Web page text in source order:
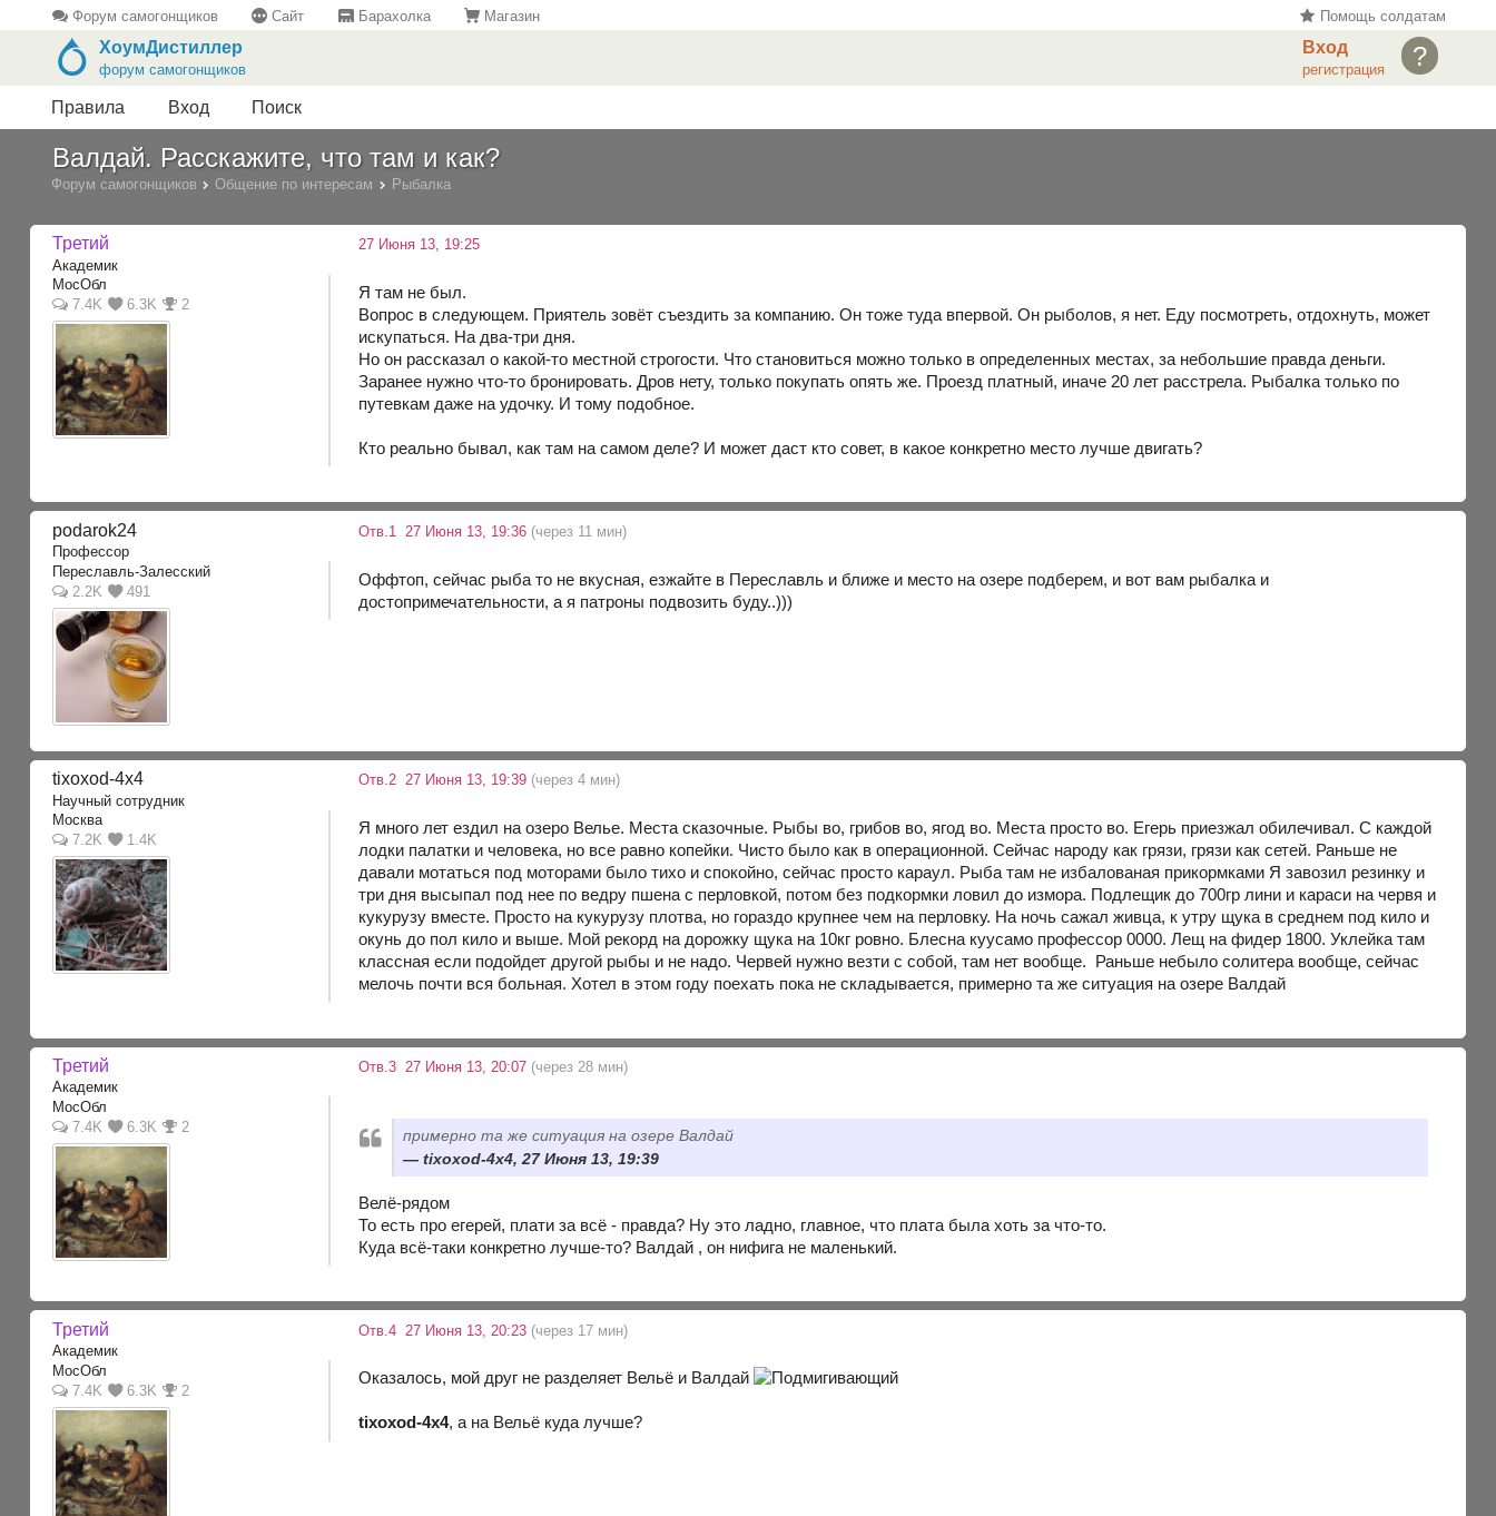
Форум самогонщиков Сайт Барахолка Магазин Помощь солдатам
?
Вход
регистрация
ХоумДистиллер
форум самогонщиков
Правила Вход Поиск
Валдай. Расскажите, что там и как?
Форум самогонщиков Общение по интересам Рыбалка
Третий
Академик
МосОбл
7.4K
6.3K 2
27 Июня 13, 19:25
Я там не был.
Вопрос в следующем. Приятель зовёт съездить за компанию. Он тоже туда впервой. Он рыболов, я нет. Еду посмотреть, отдохнуть, может
искупаться. На два-три дня.
Но он рассказал о какой-то местной строгости. Что становиться можно только в определенных местах, за небольшие правда деньги.
Заранее нужно что-то бронировать. Дров нету, только покупать опять же. Проезд платный, иначе 20 лет расстрела. Рыбалка только по
путевкам даже на удочку. И тому подобное.
Кто реально бывал, как там на самом деле? И может даст кто совет, в какое конкретно место лучше двигать?
podarok24
Профессор
Переславль-Залесский
2.2K
491
Отв.1 27 Июня 13, 19:36 (через 11 мин)
Оффтоп, сейчас рыба то не вкусная, езжайте в Переславль и ближе и место на озере подберем, и вот вам рыбалка и
достопримечательности, а я патроны подвозить буду..)))
tixoxod-4x4
Научный сотрудник
Москва
7.2K
1.4K
Отв.2 27 Июня 13, 19:39 (через 4 мин)
Я много лет ездил на озеро Велье. Места сказочные. Рыбы во, грибов во, ягод во. Места просто во. Егерь приезжал обилечивал. С каждой
лодки палатки и человека, но все равно копейки. Чисто было как в операционной. Сейчас народу как грязи, грязи как сетей. Раньше не
давали мотаться под моторами было тихо и спокойно, сейчас просто караул. Рыба там не избалованая прикормками Я завозил резинку и
три дня высыпал под нее по ведру пшена с перловкой, потом без подкормки ловил до измора. Подлещик до 700гр лини и караси на червя и
кукурузу вместе. Просто на кукурузу плотва, но гораздо крупнее чем на перловку. На ночь сажал живца, к утру щука в среднем под кило и
окунь до пол кило и выше. Мой рекорд на дорожку щука на 10кг ровно. Блесна куусамо профессор 0000. Лещ на фидер 1800. Уклейка там
классная если подойдет другой рыбы и не надо. Червей нужно везти с собой, там нет вообще. Раньше небыло солитера вообще, сейчас
мелочь почти вся больная. Хотел в этом году поехать пока не складывается, примерно та же ситуация на озере Валдай
Третий
Академик
МосОбл
7.4K
6.3K 2
Отв.3 27 Июня 13, 20:07 (через 28 мин)
примерно та же ситуация на озере Валдай
tixoxod-4x4, 27 Июня 13, 19:39
Велё-рядом
То есть про егерей, плати за всё - правда? Ну это ладно, главное, что плата была хоть за что-то.
Куда всё-таки конкретно лучше-то? Валдай , он нифига не маленький.
Третий
Академик
МосОбл
7.4K
6.3K 2
Отв.4 27 Июня 13, 20:23 (через 17 мин)
Оказалось, мой друг не разделяет Вельё и Валдай
tixoxod-4x4, а на Вельё куда лучше?